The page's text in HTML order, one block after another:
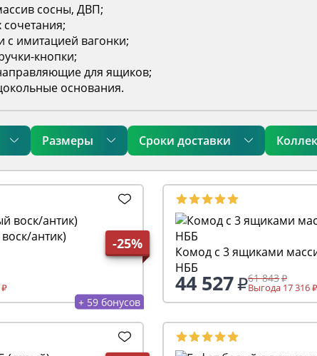
сосны, ДВП;
с имитацией вагонки;
кнопки;
для ящиков;
основания.
Размеры Сроки доставки
-25%
антик)
+ 59 бонусов
Комод с 3 ящиками
НББ
44 527 61 843
Выгода 17 316